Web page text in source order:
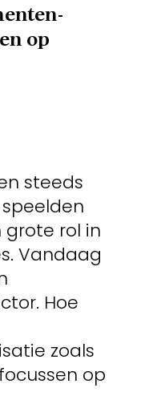
op
steeds
grote rol in
Vandaag
Hoe
zoals
op